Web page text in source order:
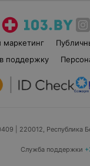
поддержку
| 220012, Республика
Служба поддержки